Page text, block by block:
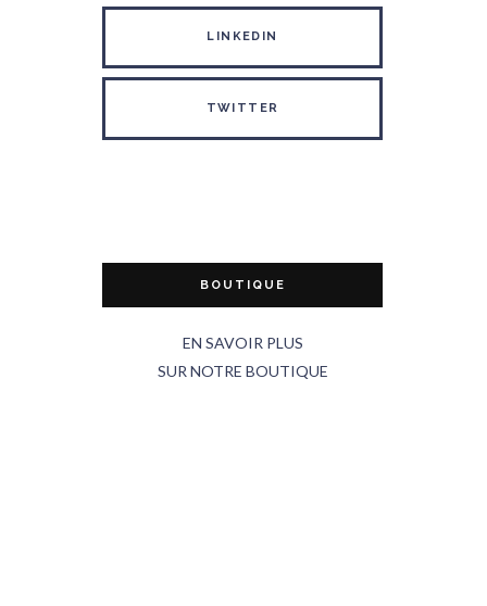
LINKEDIN
TWITTER
BOUTIQUE
EN SAVOIR PLUS
SUR NOTRE BOUTIQUE